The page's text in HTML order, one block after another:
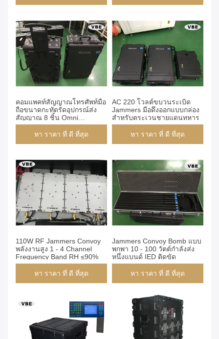
คอมแพคท์สัญญาณโทรศัพท์มือ
ถือขนาดกะทัดรัดอุปกรณ์ส่ง
สัญญาณ 8 ชิ้น Omni
Antennas
หา ราคา ที่ ดี ที่สุด
AC 220 โวลต์ขบวนระเบิด
Jammers มือดึงออกแบบกล่อง
สำหรับตระเวนชายแดนทหาร
หา ราคา ที่ ดี ที่สุด
110W RF Jammers Convoy
พลังงานสูง 1 - 4 Channel
Frequency Band RH ≤90%
หา ราคา ที่ ดี ที่สุด
Jammers Convoy Bomb แบบ
พกพา 10 - 100 วัตต์กำลังส่ง
หนึ่งแบนด์ IED ติดขัด
หา ราคา ที่ ดี ที่สุด